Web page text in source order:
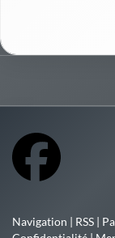
Navigation | RSS |